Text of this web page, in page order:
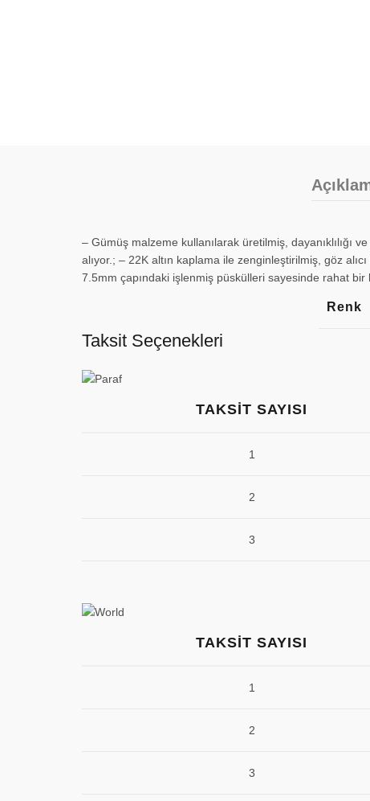
– Gümüş malzeme kullanılarak üretilmiş, dayanıklılığı
alıyor.; – 22K altın kaplama ile zenginleştirilmiş, göz
7.5mm çapındaki işlenmiş püskülleri sayesinde rahat bir
Renk
Taksit Seçenekleri
TAKSIT SAYISI
1
2
3
TAKSIT SAYISI
1
2
3